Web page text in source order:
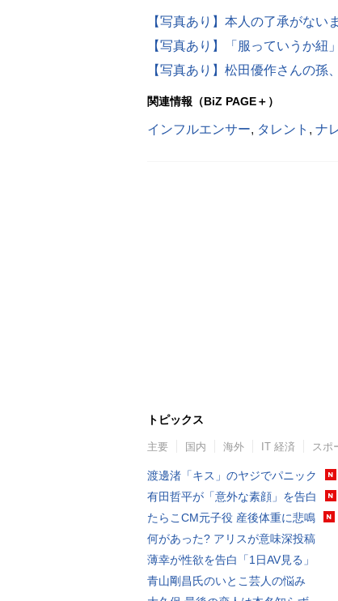
【写真あり】本人の了承がな
【写真あり】「服っていうか紐
【写真あり】松田優作さんの孫
関連情報（BiZ PAGE＋）
インフルエンサー, タレント , ナ
トピックス
主要 国内 海外 IT 経済 スポ
渡邊渚「キス」のヤジでパニック
有田哲平が「意外な素顔」を告白
たらこCM元子役 産後体重に悲鳴
何があった? アリスが意味深投稿
薄幸が性欲を告白「1日AV見る」
青山剛昌氏のいとこ芸人の悩み